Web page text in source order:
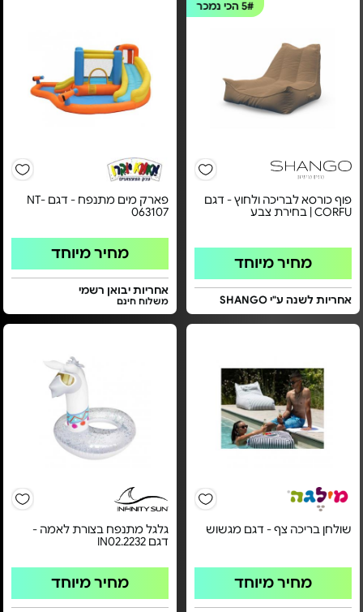
5#הכי נמכר
פוף כורסא לבריכה ולחוץ - דגם
CORFU | בחירת צבע
מחיר מיוחד
אחריות לשנה ע"י SHANGO
פארק מים מתנפח - דגם NT-
063107
מחיר מיוחד
אחריות יבואן רשמי
משלוח חינם
שולחן בריכה צף - דגם מגשוש
מחיר מיוחד
גלגל מתנפח בצורת לאמה -
דגם IN02.2232
מחיר מיוחד